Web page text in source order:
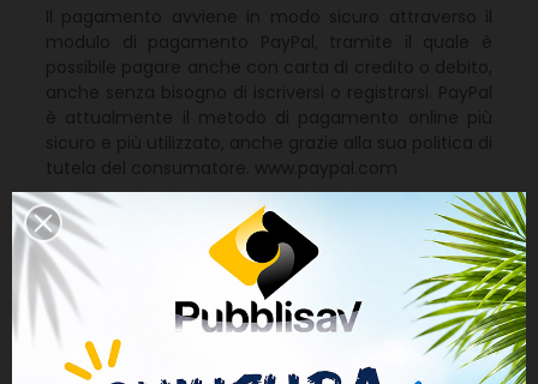
Bonifico Bancario
In caso di pagamento tramite Bonifico Bancario
anticipato, l'ordine verrà elaborato solo all'atto
dell'effettivo accredito sul c/c di Pubblisav S.n.c, che
deve avvenire entro 5 giorni lavorativi dalla data
dell'ordine, decorsi i quali l'ordine viene ritenuto
automaticamente annullato.